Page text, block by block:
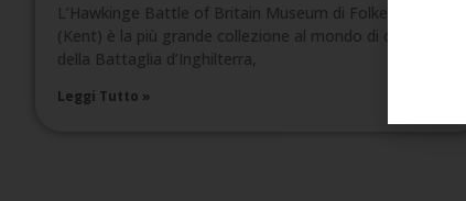
L’Hawkinge Battle of Britain Museum di Folkestone
(Kent) è la più grande collezione al mondo di cimeli
della Battaglia d’Inghilterra,
Leggi Tutto »